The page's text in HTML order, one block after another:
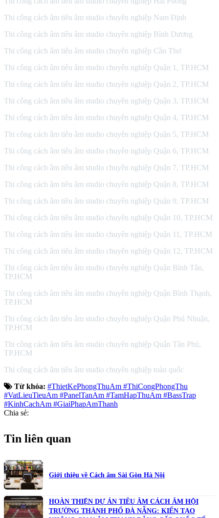
Thi công cách âm tiêu âm studio chuyên nghiệp Nam Định
Thi công cách âm tiêu âm studio chuyên nghiệp Bình Dương
Thi công cách âm tiêu âm studio chuyên nghiệp Cần Thơ
Thi công cách âm tiêu âm studio chuyên nghiệp Quận 1, TP.HCM
Thi công cách âm tiêu âm studio chuyên nghiệp Quận 2, TP.HCM
Thi công cách âm tiêu âm studio chuyên nghiệp Quận 3, TP.HCM
Thi công cách âm tiêu âm studio chuyên nghiệp Quận 4, TP.HCM
Thi công cách âm tiêu âm studio chuyên nghiệp Quận 5, TP.HCM
Thi công cách âm tiêu âm studio chuyên nghiệp Quận 6, TP.HCM
Thi công cách âm tiêu âm studio chuyên nghiệp Quận 7, TP.HCM
Thi công cách âm tiêu âm studio chuyên nghiệp Quận 8, TP.HCM
Thi công cách âm tiêu âm studio chuyên nghiệp Quận 9, TP.HCM
Thi công cách âm tiêu âm studio chuyên nghiệp Quận 10, TP.HCM
Thi công cách âm tiêu âm studio chuyên nghiệp Quận 11, TP.HCM
Thi công cách âm tiêu âm studio chuyên nghiệp Quận 12, TP.HCM
Thi công cách âm tiêu âm studio chuyên nghiệp Quận Bình Tân,
TP.HCM
Thi công cách âm tiêu âm studio chuyên nghiệp Quận Bình Thạnh,
TP.HCM
Thi công cách âm tiêu âm studio chuyên nghiệp Quận Phú Nhuận,
TP.HCM
Thi công cách âm tiêu âm studio chuyên nghiệp Quận Tân Phú,
TP.HCM
Thi công cách âm tiêu âm studio chuyên nghiệp toàn quốc
Từ khóa: #ThietKePhongThuAm #ThiCongPhongThu
#VatLieuTieuAm #PanelTanAm #TamHapThuAm #BassTrap
#KinhCachAm #GiaiPhapAmThanh
Chia sẻ:
Tin liên quan
Giới thiệu về Cách âm Sài Gòn Hà Nội
HOÀN THIỆN DỰ ÁN TIÊU ÂM CÁCH ÂM HỘI
TRƯỜNG THÀNH PHỐ ĐÀ NẴNG: KIẾN TẠO